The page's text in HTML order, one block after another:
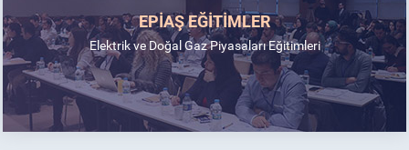
EPİAŞ EĞİTİMLER
Elektrik ve Doğal Gaz Piyasaları Eğitimleri